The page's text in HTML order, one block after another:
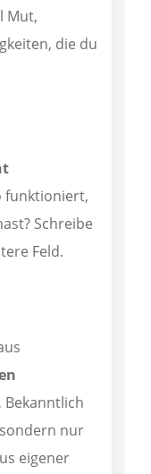
Mut,
die du
funktioniert,
Schreibe
Feld.
Bekanntlich
nur
eigener